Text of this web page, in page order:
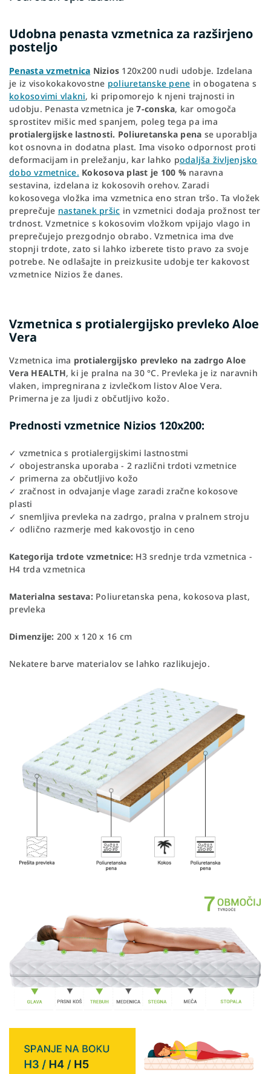
Udobna penasta vzmetnica za razširjeno
posteljo
Penasta vzmetnica Nizios 120x200 nudi udobje. Izdelana
je iz visokokakovostne poliuretanske pene in obogatena s
kokosovimi vlakni, ki pripomorejo k njeni trajnosti in
udobju. Penasta vzmetnica je7-conska, kar omogoča
sprostitev mišic med spanjem, poleg tega pa ima
protialergijske lastnosti. Poliuretanska pena se uporablja
kot osnovna in dodatna plast. Ima visoko odpornost proti
deformacijam in preležanju, kar lahko podaljša življenjsko
dobo vzmetnice. Kokosova plast je 100 %naravna
sestavina, izdelana iz kokosovih orehov. Zaradi
kokosovega vložka ima vzmetnica eno stran tršo. Ta vložek
preprečuje nastanek pršic in vzmetnici dodaja prožnost ter
trdnost. Vzmetnice s kokosovim vložkom vpijajo vlago in
preprečujejo prezgodnjo obrabo. Vzmetnica ima dve
stopnji trdote, zato si lahko izberete tisto pravo za svoje
potrebe. Ne odlašajte in preizkusite udobje ter kakovost
vzmetnice Nizios že danes.
Vzmetnica s protialergijsko prevleko Aloe
Vera
Vzmetnica ima protialergijsko prevleko na zadrgo Aloe
Vera HEALTH, ki je pralna na 30 °C. Prevleka je iz naravnih
vlaken, impregnirana z izvlečkom listov Aloe Vera.
Primerna je za ljudi z občutljivo kožo.
Prednosti vzmetnice Nizios 120x200:
✓ vzmetnica s protialergijskimi lastnostmi
✓ obojestranska uporaba - 2 različni trdoti vzmetnice
✓ primerna za občutljivo kožo
✓ zračnost in odvajanje vlage zaradi zračne kokosove
plasti
✓ snemljiva prevleka na zadrgo, pralna v pralnem stroju
✓ odlično razmerje med kakovostjo in ceno
Kategorija trdote vzmetnice: H3 srednje trda vzmetnica -
H4 trda vzmetnica
Materialna sestava:Poliuretanska pena, kokosova plast,
prevleka
Dimenzije: 200 x 120 x 16 cm
Nekatere barve materialov se lahko razlikujejo.